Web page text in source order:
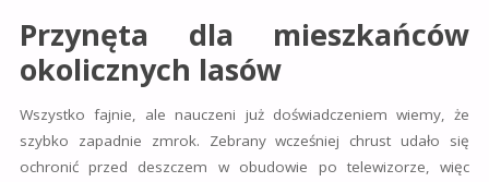
Przynęta dla mieszkańców
okolicznych lasów
Wszystko fajnie, ale nauczeni już doświadczeniem wiemy, że
szybko zapadnie zmrok. Zebrany wcześniej chrust udało się
ochronić przed deszczem w obudowie po telewizorze, więc